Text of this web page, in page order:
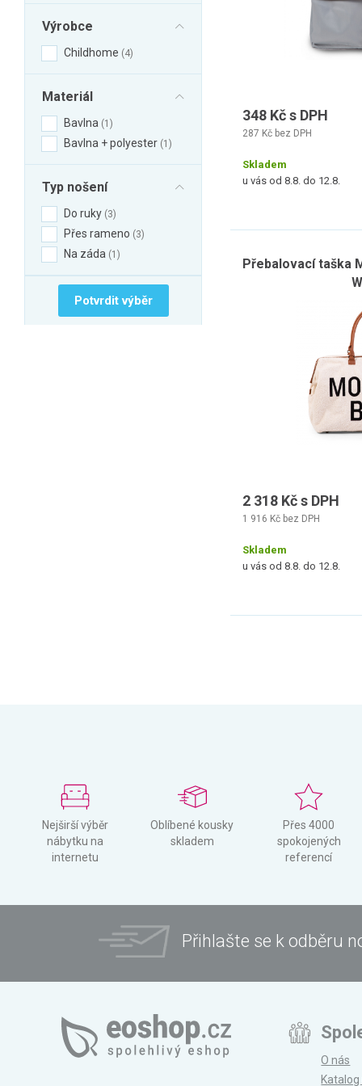
Výrobce
Childhome 4
Materiál
Bavlna 1
Bavlna + polyester 1
Typ nošení
Do ruky 3
Přes rameno 3
Na záda 1
Potvrdit výběr
348 Kč s DPH
287 Kč bez DPH
Skladem
u vás od 8.8. do 12.8.
Přebalovací taška
2 318 Kč s DPH
1 916 Kč bez DPH
Skladem
u vás od 8.8. do 12.8.
Nejširší výběr
nábytku na
internetu
Oblíbené kousky
skladem
Přes 4000
spokojených
referencí
Přihlašte se k odběru
O nás